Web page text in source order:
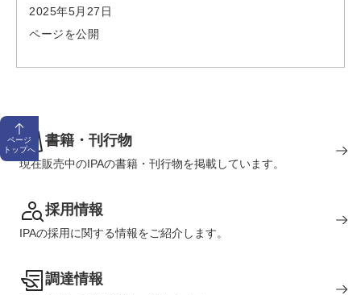
2025年5月27日
ページを公開
ページ
トップへ
書籍・刊行物
現在販売中のIPAの書籍・刊行物を掲載しています。
採用情報
IPAの採用に関する情報をご紹介します。
調達情報